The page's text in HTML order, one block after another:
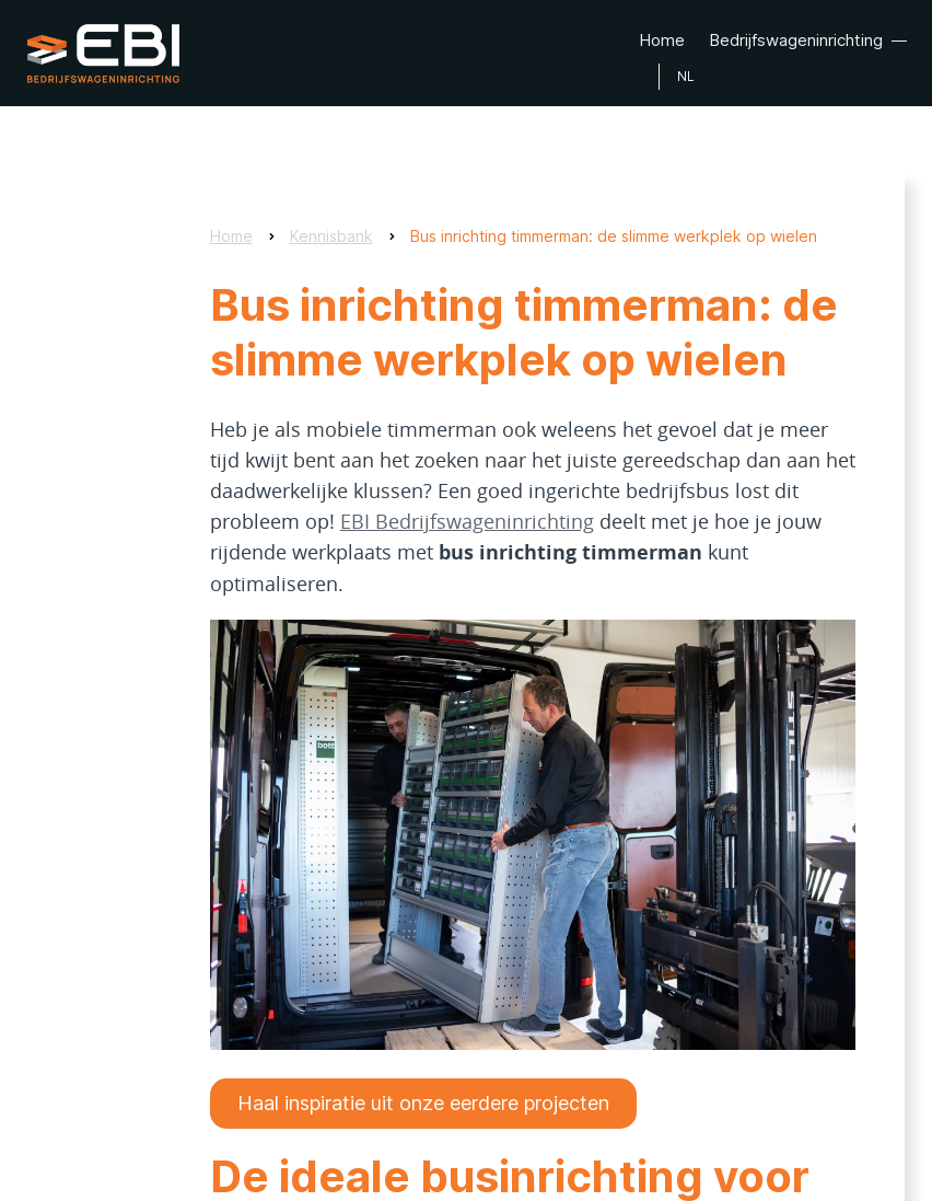
Home Bedrijfswageninrichting
NL
Home Kennisbank Bus inrichting timmerman: de slimme werkplek op wielen
Bus inrichting timmerman: de
slimme werkplek op wielen
Heb je als mobiele timmerman ook weleens het gevoel dat je meer
tijd kwijt bent aan het zoeken naar het juiste gereedschap dan aan het
daadwerkelijke klussen? Een goed ingerichte bedrijfsbus lost dit
probleem op! EBI Bedrijfswageninrichtingdeelt met je hoe je jouw
rijdende werkplaats met bus inrichting timmerman kunt
optimaliseren.
Haal inspiratie uit onze eerdere projecten
De ideale businrichting voor